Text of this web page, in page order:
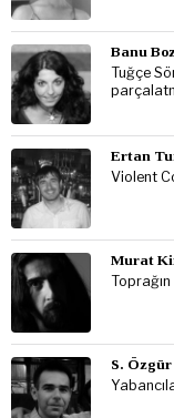
Banu
Tuğçe
Ertan
Violent
Murat
S. Özgür